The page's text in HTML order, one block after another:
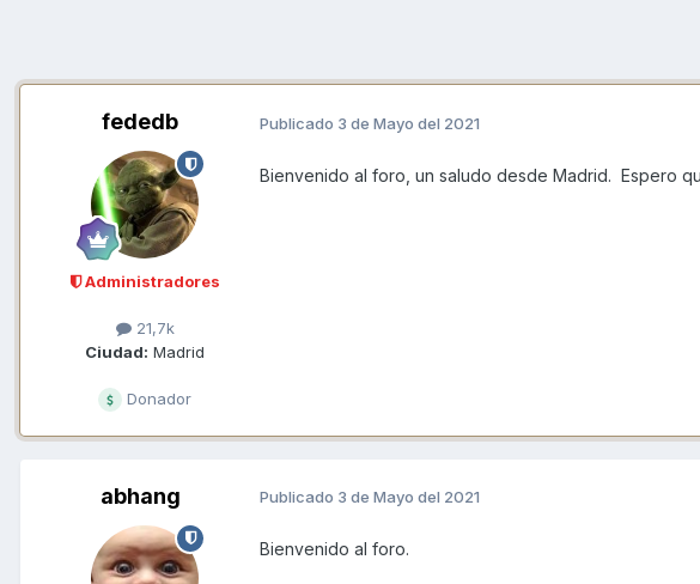
fededb
Administradores
21,7k
Ciudad: Madrid
Donador
Publicado 3 de Mayo del 2021
Bienvenido al foro, un saludo desde Madrid. Espero
abhang Publicado 3 de Mayo del 2021
Bienvenido al foro.